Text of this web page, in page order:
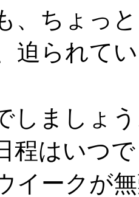
、ちょっ
迫られて
しましょ
程はいつ
イークが